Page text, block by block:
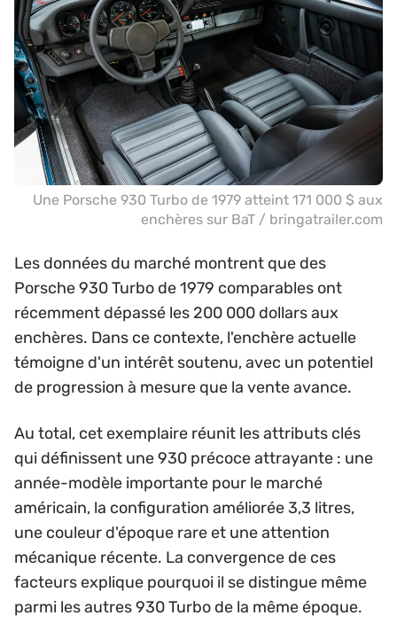
Une Porsche 930 Turbo de 1979 atteint 171 000 $ aux
enchères sur BaT / bringatrailer.com
Les données du marché montrent que des
Porsche 930 Turbo de 1979 comparables ont
récemment dépassé les 200 000 dollars aux
enchères. Dans ce contexte, l'enchère actuelle
témoigne d'un intérêt soutenu, avec un potentiel
de progression à mesure que la vente avance.
Au total, cet exemplaire réunit les attributs clés
qui définissent une 930 précoce attrayante : une
année-modèle importante pour le marché
américain, la configuration améliorée 3,3 litres,
une couleur d'époque rare et une attention
mécanique récente. La convergence de ces
facteurs explique pourquoi il se distingue même
parmi les autres 930 Turbo de la même époque.